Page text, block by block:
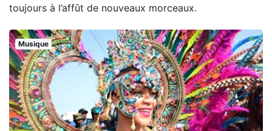
toujours à l’affût de nouveaux morceaux.
Musique